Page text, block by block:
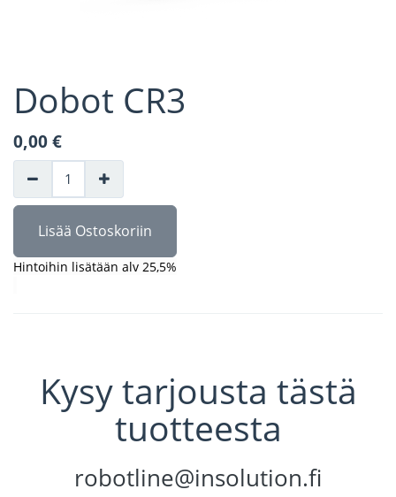
Dobot CR3
0,00€
Lisää Ostoskoriin
Hintoihin lisätään alv 25,5%
Kysy tarjousta tästä
tuotteesta
robotline@insolution.fi